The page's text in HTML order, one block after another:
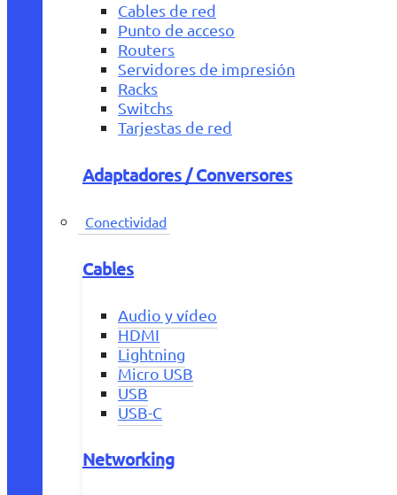
Cables de red
Punto de acceso
Routers
Servidores de impresión
Racks
Switchs
Tarjestas de red
Adaptadores / Conversores
Conectividad
Cables
Audio y vídeo
HDMI
Lightning
Micro USB
USB
USB-C
Networking